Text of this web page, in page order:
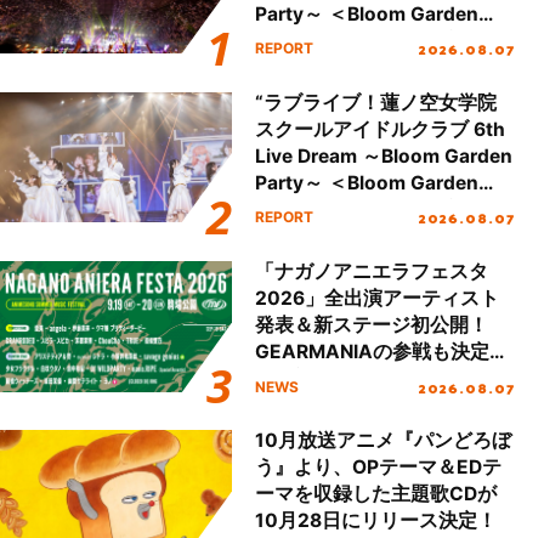
Party～ ＜Bloom Garden
Party Stage／埼玉公演＞”
REPORT 2026.08.07
“ラブライブ！蓮ノ空女学院
スクールアイドルクラブ 6th
Live Dream ～Bloom Garden
Party～ ＜Bloom Garden
Party Stage／埼玉公演＞”
REPORT 2026.08.07
「ナガノアニエラフェスタ
2026」全出演アーティスト
発表＆新ステージ初公開！
GEARMANIAの参戦も決定
し、初となる第3ステージの
NEWS 2026.08.07
10月放送アニメ『パンどろぼ
う』より、OPテーマ＆EDテ
ーマを収録した主題歌CDが
10月28日にリリース決定！